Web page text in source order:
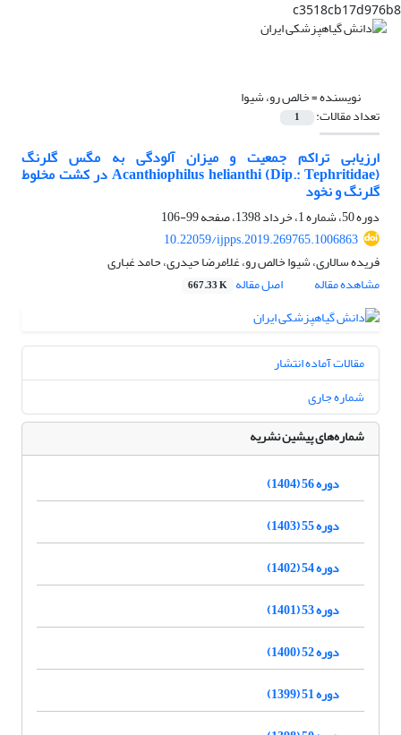
c3518cb17d976b8
نویسنده =خالص رو، شیوا
تعداد مقالات: 1
ارزیابی تراکم جمعیت و میزان آلودگی به مگس گلرنگ
Acanthiophilus helianthi (Dip.: Tephritidae) در کشت مخلوط
گلرنگ و نخود
دوره 50، شماره 1، خرداد 1398، صفحه
99-106
10.22059/ijpps.2019.269765.1006863
فریده سالاری، شیوا خالص رو، غلامرضا حیدری، حامد غباری
مشاهده مقاله
اصل مقاله 667.33 K
مقالات آماده انتشار
شماره جاری
شماره‌های پیشین نشریه
دوره 56 (1404)
دوره 55 (1403)
دوره 54 (1402)
دوره 53 (1401)
دوره 52 (1400)
دوره 51 (1399)